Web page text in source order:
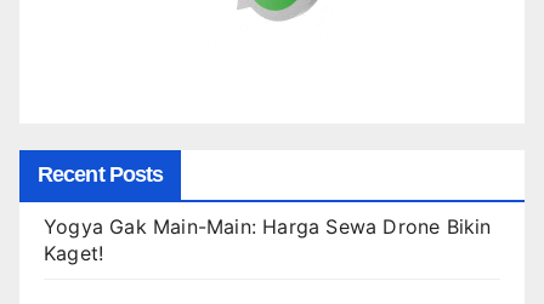
Recent Posts
Yogya Gak Main-Main: Harga Sewa Drone Bikin
Kaget!